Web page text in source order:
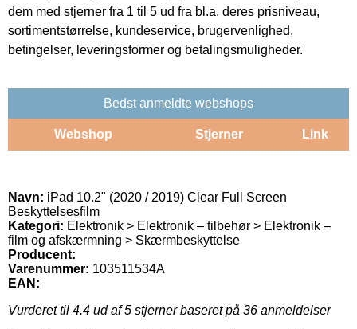
dem med stjerner fra 1 til 5 ud fra bl.a. deres prisniveau,
sortimentstørrelse, kundeservice, brugervenlighed,
betingelser, leveringsformer og betalingsmuligheder.
Bedst anmeldte webshops
Webshop Stjerner Link
Navn: iPad 10.2" (2020 / 2019) Clear Full Screen
Beskyttelsesfilm
Kategori: Elektronik > Elektronik – tilbehør > Elektronik –
film og afskærmning > Skærmbeskyttelse
Producent:
Varenummer: 103511534A
EAN:
Vurderet til 4.4 ud af 5 stjerner baseret på 36 anmeldelser